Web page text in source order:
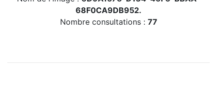
68F0CA9DB952.
Nombre consultations : 77